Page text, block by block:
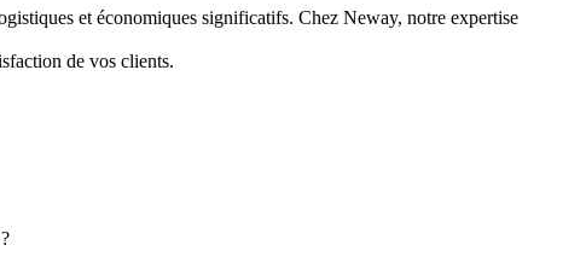
et économiques significatifs. Chez Neway, notre expertise
de vos clients.